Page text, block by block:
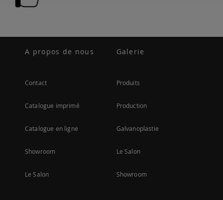
A propos de nous
Contact
Catalogue imprimé
Catalogue en ligne
Showroom
Le Salon
Galerie
Produits
Production
Galvanoplastie
Le Salon
Showroom